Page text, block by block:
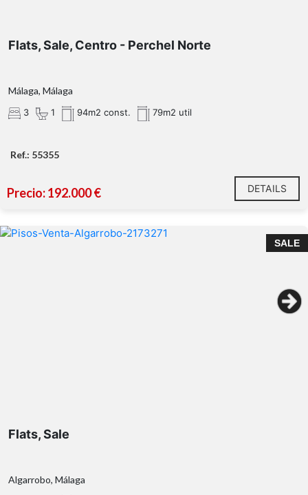
Flats, Sale, Centro - Perchel Norte
Málaga, Málaga
3 1 94m2 const. 79m2 util
Ref.: 55355
Precio: 192.000 € DETAILS
SALE
Flats, Sale
Algarrobo, Málaga